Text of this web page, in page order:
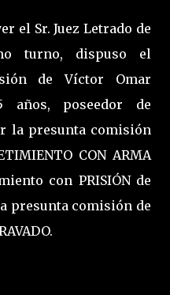
el Sr. Juez Letrado de
turno, dispuso el
de Víctor Omar
años, poseedor de
la presunta comisión
CON ARMA
con PRISIÓN de
presunta comisión de